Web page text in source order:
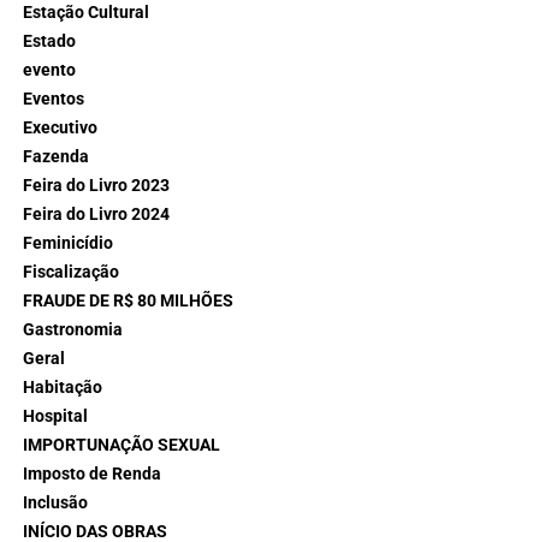
Estação Cultural
Estado
evento
Eventos
Executivo
Fazenda
Feira do Livro 2023
Feira do Livro 2024
Feminicídio
Fiscalização
FRAUDE DE R$ 80 MILHÕES
Gastronomia
Geral
Habitação
Hospital
IMPORTUNAÇÃO SEXUAL
Imposto de Renda
Inclusão
INÍCIO DAS OBRAS